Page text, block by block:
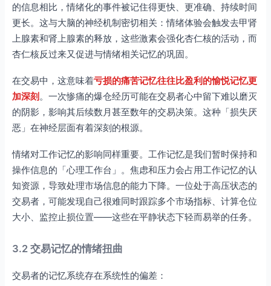
的信息相比，情绪化的事件被记住得更快、更准确、持续时间
更长。这与大脑的神经机制密切相关：情绪体验会触发去甲肾
上腺素和肾上腺素的释放，这些激素会强化杏仁核的活动，而
杏仁核反过来又促进与情绪相关记忆的巩固。
在交易中，这意味着亏损的痛苦记忆往往比盈利的愉悦记忆更
加深刻。一次惨痛的爆仓经历可能在交易者心中留下难以磨灭
的阴影，影响其后续数月甚至数年的交易决策。这种「损失厌
恶」在神经层面有着深刻的根源。
情绪对工作记忆的影响同样重要。工作记忆是我们暂时保持和
操作信息的「心理工作台」。焦虑和压力会占用工作记忆的认
知资源，导致处理市场信息的能力下降。一位处于高压状态的
交易者，可能发现自己很难同时跟踪多个市场指标、计算仓位
大小、监控止损位置——这些在平静状态下轻而易举的任务。
3.2 交易记忆的情绪扭曲
交易者的记忆系统存在系统性的偏差：